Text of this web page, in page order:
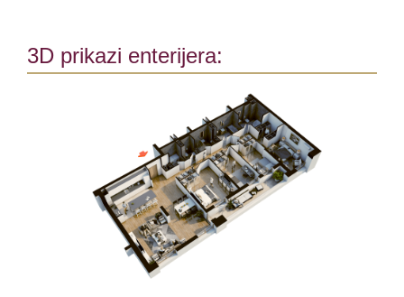
3D prikazi enterijera: